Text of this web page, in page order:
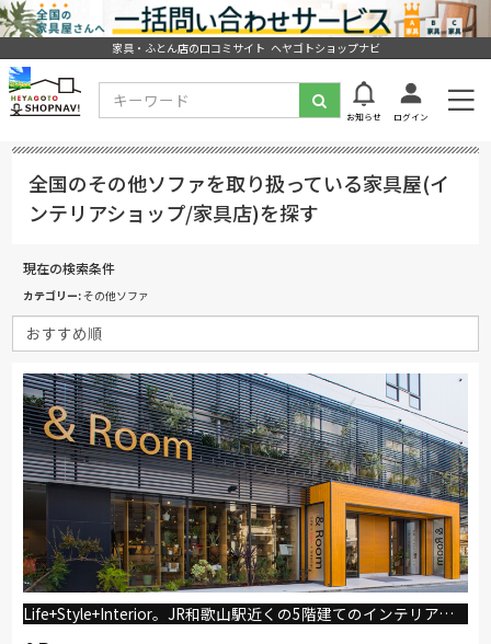
家具・ふとん店の口コミサイト ヘヤゴトショップナビ
お知らせ ログイン
全国のその他ソファを取り扱っている家具屋(イ
ンテリアショップ/家具店)を探す
現在の検索条件
カテゴリー その他ソファ
Life+Style+Interior。JR和歌山駅近くの5階建てのインテリアショップ